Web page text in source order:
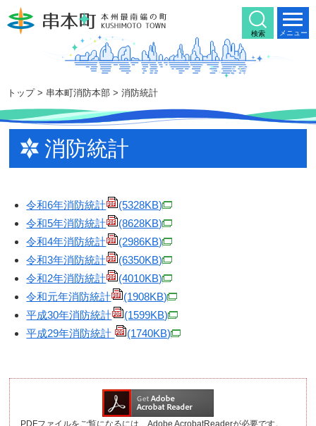
文
メニュー
トップ> 串本町消防本部 > 消防統計
検索
消防統計
令和6年消防統計
(5328KB)
令和5年消防統計
(8628KB)
令和4年消防統計
(2986KB)
令和3年消防統計
(6350KB)
令和2年消防統計
(4010KB)
令和元年消防統計
(1908KB)
平成30年消防統計
(1599KB)
平成29年消防統計
(1740KB)
PDFファイルをご覧になるには、Adobe AcrobatReaderが必要です。